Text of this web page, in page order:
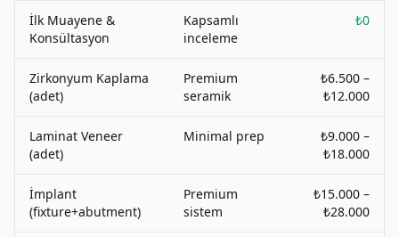
İlk Muayene &
Konsültasyon
Kapsamlı
inceleme
₺0
Zirkonyum Kaplama
(adet)
Premium
seramik
₺6.500 –
₺12.000
Laminat Veneer
(adet)
Minimal prep
₺9.000 –
₺18.000
İmplant
(fixture+abutment)
Premium
sistem
₺15.000 –
₺28.000